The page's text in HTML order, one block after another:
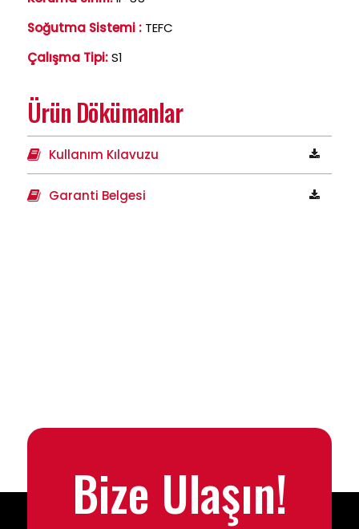
Soğutma Sistemi : TEFC
Çalışma Tipi:S1
Ürün Dökümanlar
Kullanım Kılavuzu
Garanti Belgesi
Bize Ulaşın!